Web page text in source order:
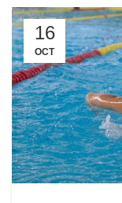
16
OCT